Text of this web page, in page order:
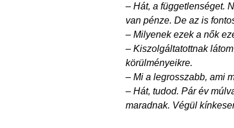
– Hát, a függetlenséget.
van pénze. De az is
– Milyenek ezek a nők
– Kiszolgáltatottnak
körülményeikre.
– Mi a legrosszabb, ami
– Hát, tudod. Pár év
maradnak. Végül